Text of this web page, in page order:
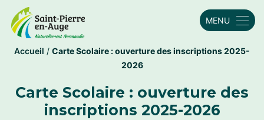
MENU
Accueil / Carte Scolaire : ouverture des inscriptions 2025-
2026
Carte Scolaire : ouverture des
inscriptions 2025-2026